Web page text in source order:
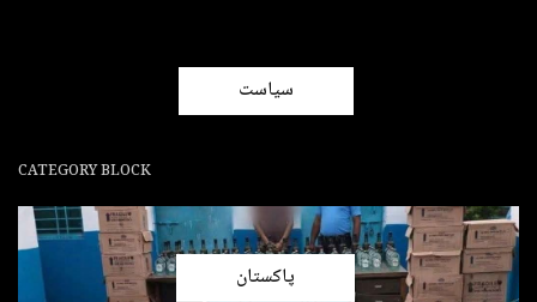
سیاست
CATEGORY BLOCK
پاکستان